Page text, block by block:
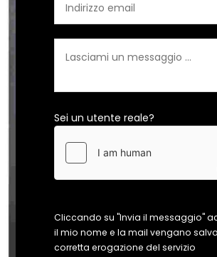
Sei un utente reale?
Cliccando su "Invia il messaggio"
il mio nome e la mail vengano
corretta erogazione del servizio